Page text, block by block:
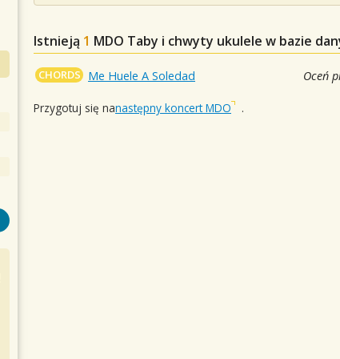
Istnieją 1 MDO Taby i chwyty ukulele w bazie
CHORDS Me Huele A Soledad Oceń
Przygotuj się nanastępny koncert MDO .